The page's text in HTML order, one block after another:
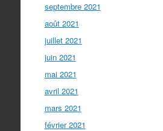
septembre 2021
août 2021
juillet 2021
juin 2021
mai 2021
avril 2021
mars 2021
février 2021